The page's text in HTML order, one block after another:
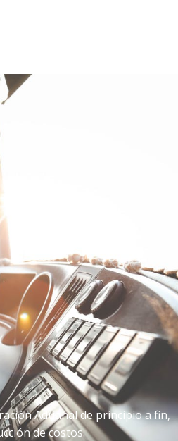
Aduanal de principio a fin,
de costos.